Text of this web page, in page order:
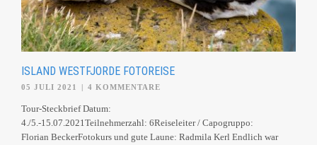
ISLAND WESTFJORDE FOTOREISE
05 JULI 2021 | 4 KOMMENTARE
Tour-Steckbrief Datum:
4./5.-15.07.2021Teilnehmerzahl: 6Reiseleiter / Capogruppo:
Florian BeckerFotokurs und gute Laune: Radmila Kerl Endlich war